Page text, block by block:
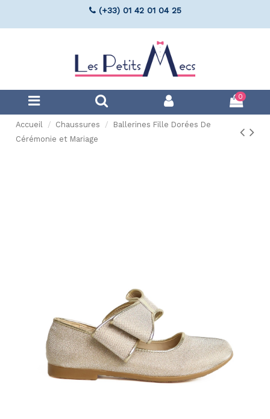
(+33) 01 42 01 04 25
0
Accueil Chaussures
Ballerines Fille Dorées De
Cérémonie et Mariage